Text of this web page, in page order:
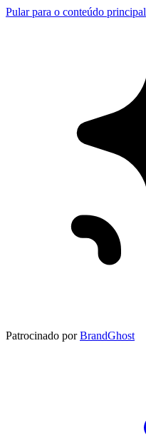
Pular para o conteúdo principal
Patrocinado por BrandGhost